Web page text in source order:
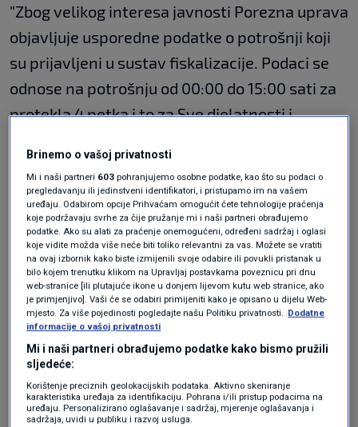
​"Zbog velikog interesa javnosti Porezna uprava
objavljuje usporedne podatke o potrošnji koji
su prijavljeni u sustav fiskalizacije. Podaci se
odnose na potrošnju od 00:00 do 15:00 sati za
protekla 4 petka i to za Sve djelatnosti i
trgovine motornih vozila i motocikla​.​
Porezna uprava|Porezna uprava
Iz podataka je vidljivo da je broj računa u petak
07.02.2025. od 00:00 sati do 15:00 sati u
odnosu na petak 31.01.2025. od 00:00 sati do
Brinemo o vašoj privatnosti
Mi i naši partneri 603 pohranjujemo osobne podatke, kao što su podaci o
pregledavanju ili jedinstveni identifikatori, i pristupamo im na vašem
uređaju. Odabirom opcije Prihvaćam omogućit ćete tehnologije praćenja
koje podržavaju svrhe za čije pružanje mi i naši partneri obrađujemo
podatke. Ako su alati za praćenje onemogućeni, određeni sadržaj i oglasi
koje vidite možda više neće biti toliko relevantni za vas. Možete se vratiti
na ovaj izbornik kako biste izmijenili svoje odabire ili povukli pristanak u
bilo kojem trenutku klikom na Upravljaj postavkama poveznicu pri dnu
web-stranice [ili plutajuće ikone u donjem lijevom kutu web stranice, ako
je primjenjivo]. Vaši će se odabiri primijeniti kako je opisano u dijelu Web-
mjesto. Za više pojedinosti pogledajte našu Politiku privatnosti.
Dodatne
informacije o vašoj privatnosti
Mi i naši partneri obrađujemo podatke kako bismo pružili
sljedeće:
Korištenje preciznih geolokacijskih podataka. Aktivno skeniranje
karakteristika uređaja za identifikaciju. Pohrana i/ili pristup podacima na
uređaju. Personalizirano oglašavanje i sadržaj, mjerenje oglašavanja i
sadržaja, uvidi u publiku i razvoj usluga.